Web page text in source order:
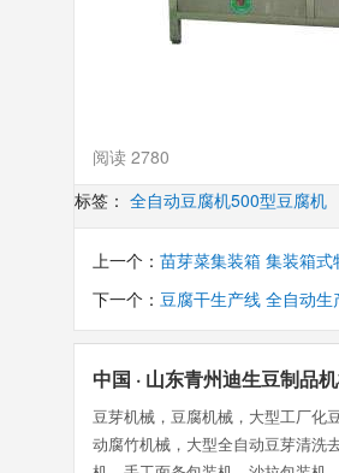
阅读 2780
标签： 全自动豆腐机500型豆腐机
上一个： 苗芽菜集装箱 集装箱
下一个： 豆腐干生产线 全自动生
中国 · 山东青州迪生豆制品
豆芽机械，豆腐机械，大型工厂化
动腐竹机械，大型全自动豆芽清洗